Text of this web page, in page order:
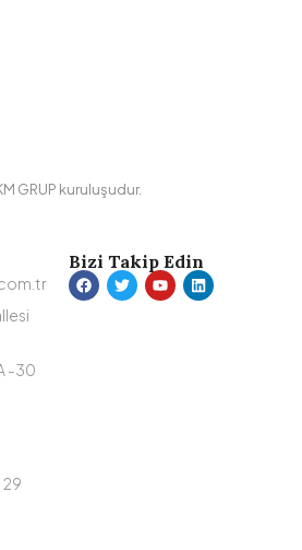
GRUP kuruluşudur.
-30
29
Bizi Takip Edin